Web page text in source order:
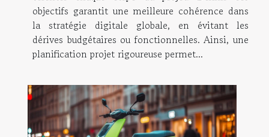
objectifs garantit une meilleure cohérence dans
la stratégie digitale globale, en évitant les
dérives budgétaires ou fonctionnelles. Ainsi, une
planification projet rigoureuse permet...